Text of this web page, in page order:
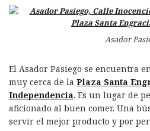
Asador
El Asador Pasiego se encuentra
muy cerca de la Plaza Santa
Independencia. Es un lugar de
aficionado al buen comer. Una
servir el mejor producto y por